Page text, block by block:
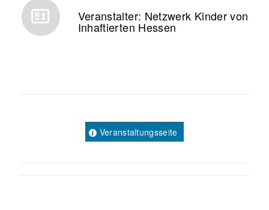
Veranstalter: Netzwerk Kinder von
Inhaftierten Hessen
Veranstaltungsseite